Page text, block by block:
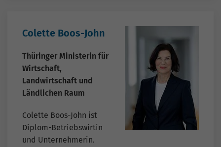
Colette Boos-John
Thüringer Ministerin für
Wirtschaft,
Landwirtschaft und
Ländlichen Raum
Colette Boos-John ist
Diplom-Betriebswirtin
und Unternehmerin.